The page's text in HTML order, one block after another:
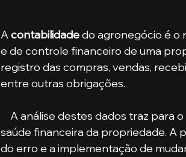
A contabilidade do agronegócio é o
e de controle financeiro de uma
registro das compras, vendas,
entre outras obrigações.
    A análise destes dados traz para o
saúde financeira da propriedade. A
do erro e a implementação de